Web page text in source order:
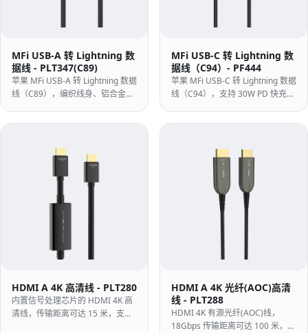
MFi USB-A 转 Lightning 数
据线 - PLT347(C89)
苹果 MFi USB-A 转 Lightning 数据
线（C89），编织线身、铝合金外
步与充电。
MFi USB-C 转 Lightning 数
据线（C94）- PF444
苹果 MFi USB-C 转 Lightning 数据
线（C94），支持 30W PD 快充，
与充电。
HDMI A 4K 高清线 - PLT280
内置信号处理芯片的 HDMI 4K 高
清线，传输距离可达 15 米，支持
HDMI A 4K 光纤(AOC)高清
线 - PLT288
HDMI 4K 有源光纤(AOC)线，
18Gbps 传输距离可达 100 米，抗